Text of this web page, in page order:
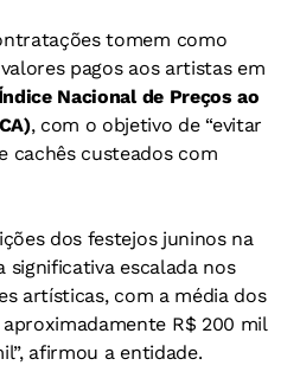
tomem como
pagos aos artistas em
Índice Nacional de Preços ao
, com o objetivo de “evitar
cachês custeados com
dos festejos juninos na
significativa escalada nos
artísticas, com a média dos
R$ 200 mil
afirmou a entidade.